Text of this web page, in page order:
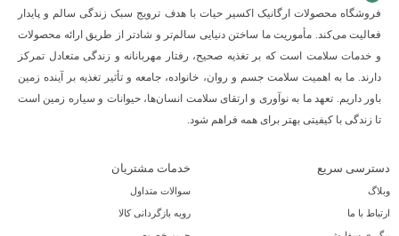
فروشگاه محصولات ارگانیک اکسیر حیات با هدف ترویج سبک زندگی سالم و پایدار
فعالیت می‌کند. مأموریت ما ساختن دنیایی سالم‌تر و شادتر از طریق ارائه محصولات
و خدمات سلامت است که بر تغذیه صحیح، رفتار مهربانانه و زندگی متعادل تمرکز
دارند. ما به اهمیت سلامت جسم و روان، خانواده، جامعه و تأثیر تغذیه بر آینده زمین
باور داریم. تعهد ما به نوآوری و ارتقای سلامت انسان‌ها، حیوانات و سیاره زمین است
تا زندگی با کیفیتی بهتر برای همه فراهم شود.
دسترسی سریع
وبلاگ
ارتباط با ما
خدمات مشتریان
سوالات متداول
رویه بازگردانی کالا